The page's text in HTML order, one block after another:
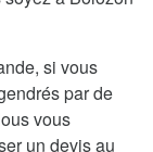
si vous
par de
vous
un devis au